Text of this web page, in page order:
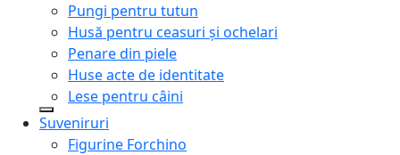
Pungi pentru tutun
Husă pentru ceasuri și ochelari
Penare din piele
Huse acte de identitate
Lese pentru câini
Suveniruri
Figurine Forchino